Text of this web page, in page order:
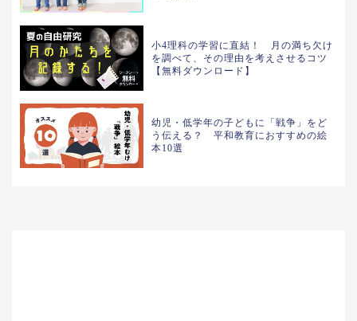
小4理科の学習に直結！ 月の満ち欠け
を調べて、その理由を考えさせるコツ
【無料ダウンロード】
幼児・低学年の子どもに「戦争」をど
う伝える？ 平和教育におすすめの絵
本10選